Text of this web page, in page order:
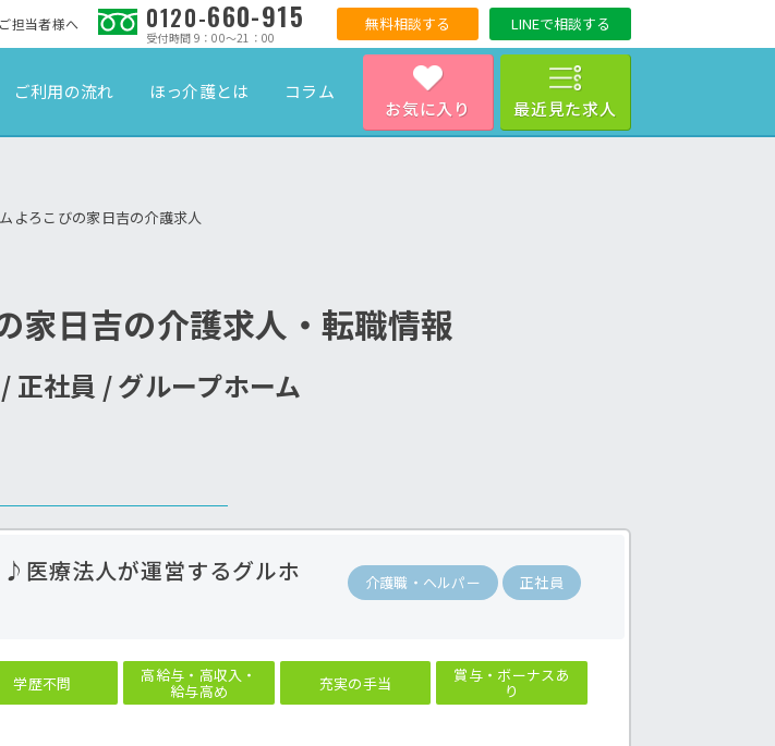
お気に入り 最近見た求人
担当者様へ 0120-660-915
受付時間 9：00～21：00
無料相談する LINEで相談する
ご利用の流れ ほっ介護とは コラム
よろこびの家日吉の介護求人
家日吉の介護求人・転職情報
正社員 / グループホーム
医療法人が運営するグルホ
介護職・ヘルパー 正社員
学歴不問 高給与・高収入・
給与高め 充実の手当 賞与・ボーナスあ
り